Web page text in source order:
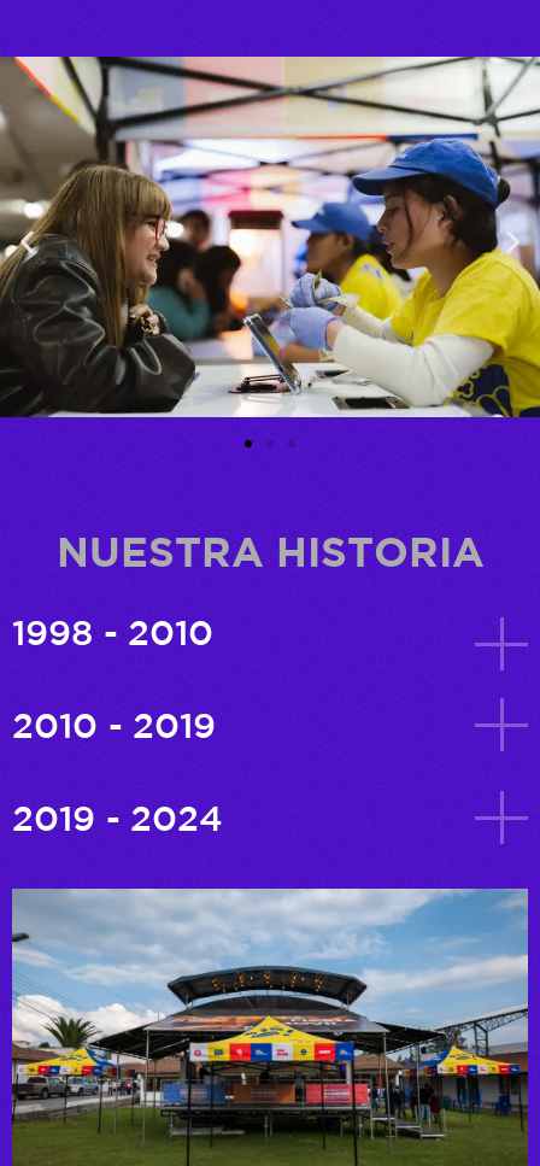
NUESTRA HISTORIA
1998 - 2010
2010 - 2019
2019 - 2024